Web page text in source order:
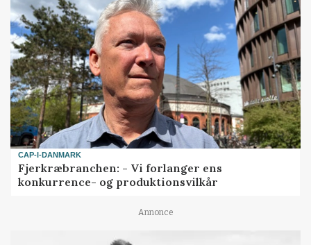
CAP-I-DANMARK
Fjerkræbranchen: - Vi forlanger ens
konkurrence- og produktionsvilkår
Annonce